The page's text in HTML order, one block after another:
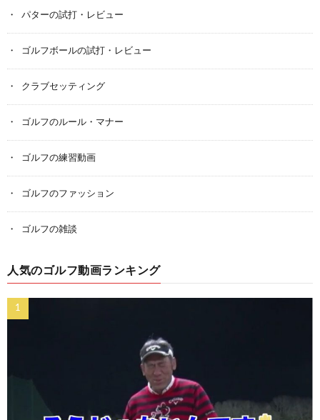
パターの試打・レビュー
ゴルフボールの試打・レビュー
クラブセッティング
ゴルフのルール・マナー
ゴルフの練習動画
ゴルフのファッション
ゴルフの雑談
人気のゴルフ動画ランキング